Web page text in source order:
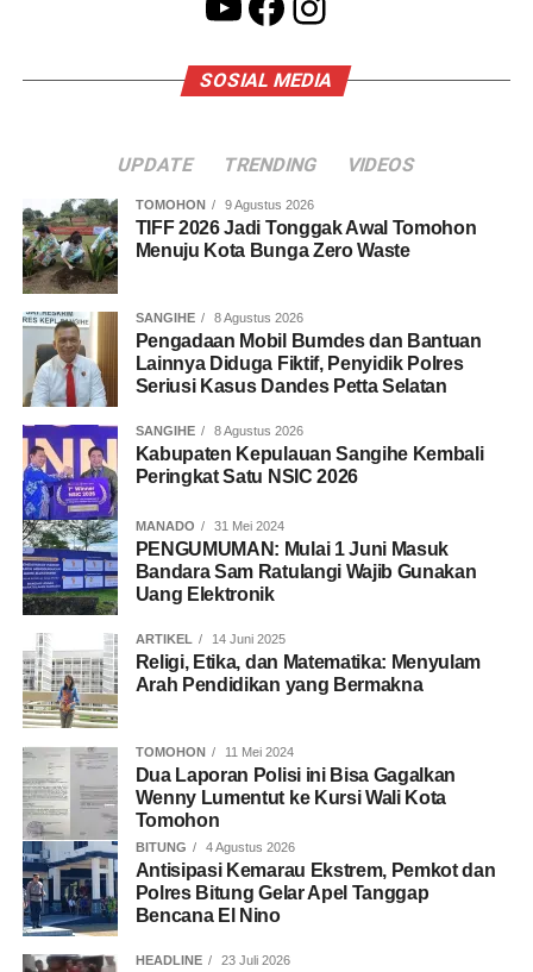
SOSIAL MEDIA
UPDATE TRENDING VIDEOS
TOMOHON 9 Agustus 2026
TIFF 2026 Jadi Tonggak Awal Tomohon
Menuju Kota Bunga Zero Waste
SANGIHE 8 Agustus 2026
Pengadaan Mobil Bumdes dan Bantuan
Lainnya Diduga Fiktif, Penyidik Polres
Seriusi Kasus Dandes Petta Selatan
SANGIHE 8 Agustus 2026
Kabupaten Kepulauan Sangihe Kembali
Peringkat Satu NSIC 2026
MANADO 31 Mei 2024
PENGUMUMAN: Mulai 1 Juni Masuk
Bandara Sam Ratulangi Wajib Gunakan
Uang Elektronik
ARTIKEL 14 Juni 2025
Religi, Etika, dan Matematika: Menyulam
Arah Pendidikan yang Bermakna
TOMOHON 11 Mei 2024
Dua Laporan Polisi ini Bisa Gagalkan
Wenny Lumentut ke Kursi Wali Kota
Tomohon
BITUNG 4 Agustus 2026
Antisipasi Kemarau Ekstrem, Pemkot dan
Polres Bitung Gelar Apel Tanggap
Bencana El Nino
HEADLINE 23 Juli 2026